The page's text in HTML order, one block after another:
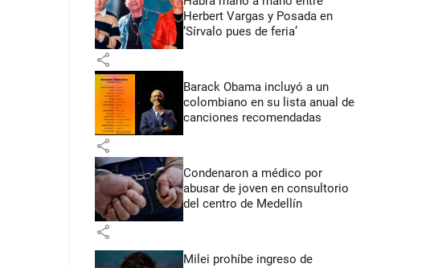
Herbert Vargas y Posada en
‘Sírvalo pues de feria’
share
Barack Obama incluyó a un
colombiano en su lista anual de
canciones recomendadas
share
Condenaron a médico por
abusar de joven en consultorio
del centro de Medellín
share
Milei prohíbe ingreso de